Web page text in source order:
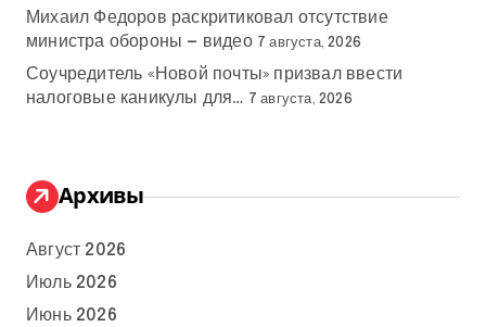
Михаил Федоров раскритиковал отсутствие
министра обороны — видео 7 августа, 2026
Соучредитель «Новой почты» призвал ввести
налоговые каникулы для…
7 августа, 2026
Архивы
Август 2026
Июль 2026
Июнь 2026